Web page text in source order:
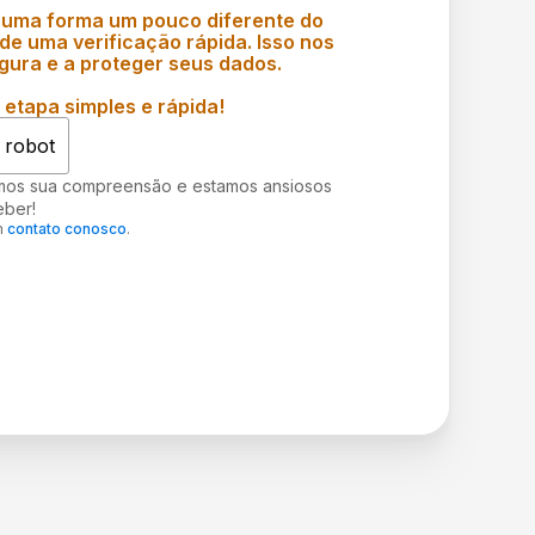
forma um pouco diferente do
uma verificação rápida. Isso nos
e a proteger seus dados.
simples e rápida!
robot
sua compreensão e estamos ansiosos
contato conosco.